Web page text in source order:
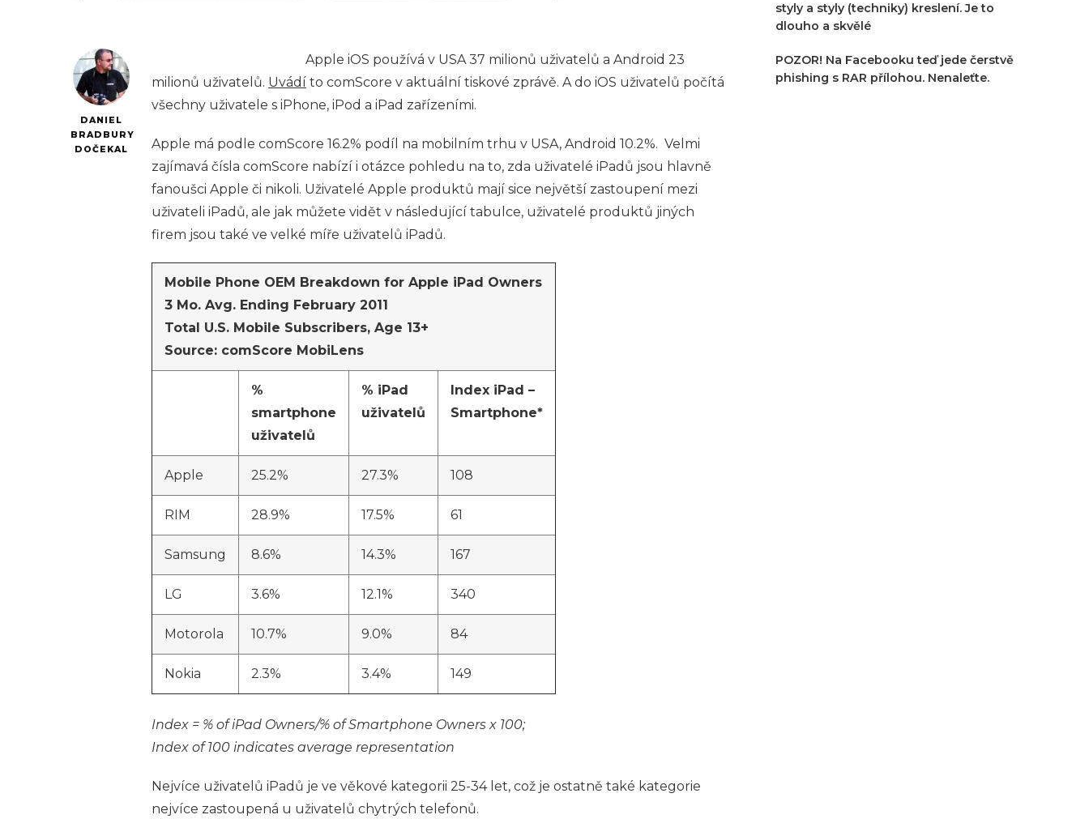
DANIEL
BRADBURY
DOČEKAL
Apple iOS používá v USA 37 milionů uživatelů a Android 23
milionů uživatelů. Uvádí to comScore v aktuální tiskové zprávě. A do iOS uživatelů počítá
všechny uživatele s iPhone, iPod a iPad zařízeními.
Apple má podle comScore 16.2% podíl na mobilním trhu v USA, Android 10.2%. Velmi
zajímavá čísla comScore nabízí i otázce pohledu na to, zda uživatelé iPadů jsou hlavně
fanoušci Apple či nikoli. Uživatelé Apple produktů mají sice největší zastoupení mezi
uživateli iPadů, ale jak můžete vidět v následující tabulce, uživatelé produktů jiných
firem jsou také ve velké míře uživatelů iPadů.
Mobile Phone OEM Breakdown for Apple iPad Owners
3 Mo. Avg. Ending February 2011
Total U.S. Mobile Subscribers, Age 13+
Source: comScore MobiLens
%
smartphone
uživatelů
% iPad
uživatelů
Index iPad –
Smartphone*
Apple 25.2% 27.3% 108
RIM 28.9% 17.5% 61
Samsung 8.6% 14.3% 167
LG 3.6% 12.1% 340
Motorola 10.7% 9.0% 84
Nokia 2.3% 3.4% 149
Index = % of iPad Owners/% of Smartphone Owners x 100;
Index of 100 indicates average representation
Nejvíce uživatelů iPadů je ve věkové kategorii 25-34 let, což je ostatně také kategorie
nejvíce zastoupená u uživatelů chytrých telefonů.
styly a styly (techniky) kreslení. Je to
dlouho a skvělé
POZOR! Na Facebooku teď jede čerstvě
phishing s RAR přílohou. Nenaleťte.